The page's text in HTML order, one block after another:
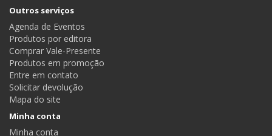
Outros serviços
Agenda de Eventos
Produtos por editora
Comprar Vale-Presente
Produtos em promoção
Entre em contato
Solicitar devolução
Mapa do site
Minha conta
Minha conta